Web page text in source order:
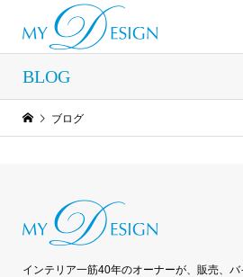
BLOG
ブログ
インテリア一筋40年のオーナーが、販売、